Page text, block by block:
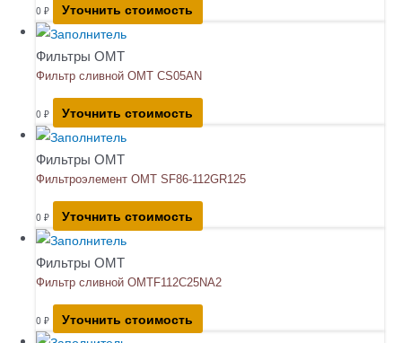
0 ₽ Уточнить стоимость
Фильтры OMT
Фильтр сливной OMT CS05AN
0 ₽ Уточнить стоимость
Фильтры OMT
Фильтроэлемент OMT SF86-112GR125
0 ₽ Уточнить стоимость
Фильтры OMT
Фильтр сливной OMTF112C25NA2
0 ₽ Уточнить стоимость